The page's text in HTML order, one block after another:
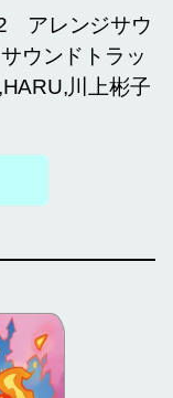
2 アレンジサウ
ウンドトラッ
川上彬子